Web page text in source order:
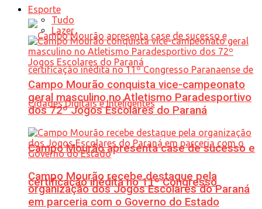
Campo Mourão apresenta case de sucesso e
certificação inédita no 11º Congresso
Esporte
Tudo
Lazer
Campo Mourão conquista vice-campeonato
geral masculino no Atletismo Paradesportivo
dos 72º Jogos Escolares do Paraná
Campo Mourão recebe destaque pela
organização dos Jogos Escolares do Paraná
em parceria com o Governo do Estado